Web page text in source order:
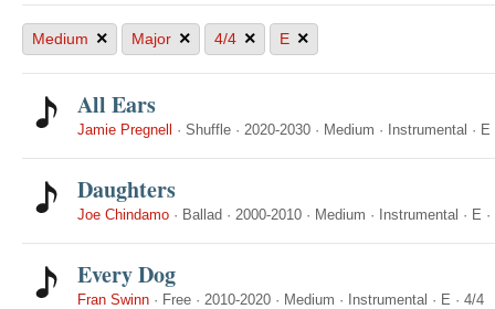
Medium × Major × 4/4 × E ×
All Ears
Jamie Pregnell · Shuffle · 2020-2030 · Medium · Instrumental · E
Daughters
Joe Chindamo · Ballad · 2000-2010 · Medium · Instrumental · E ·
Every Dog
Fran Swinn · Free · 2010-2020 · Medium · Instrumental · E · 4/4